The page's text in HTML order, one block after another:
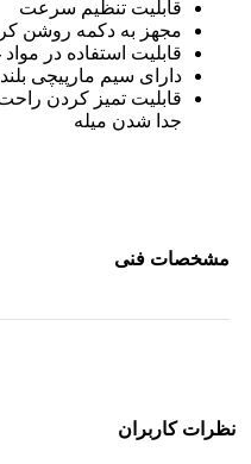
قابلیت تنظیم سرعت
مجهز به دکمه روشن
قابلیت استفاده در
دارای سیم مارپیچی بلند
قابلیت تمیز کردن
جدا شدن میله
مشخصات فنی
نظرات کاربران